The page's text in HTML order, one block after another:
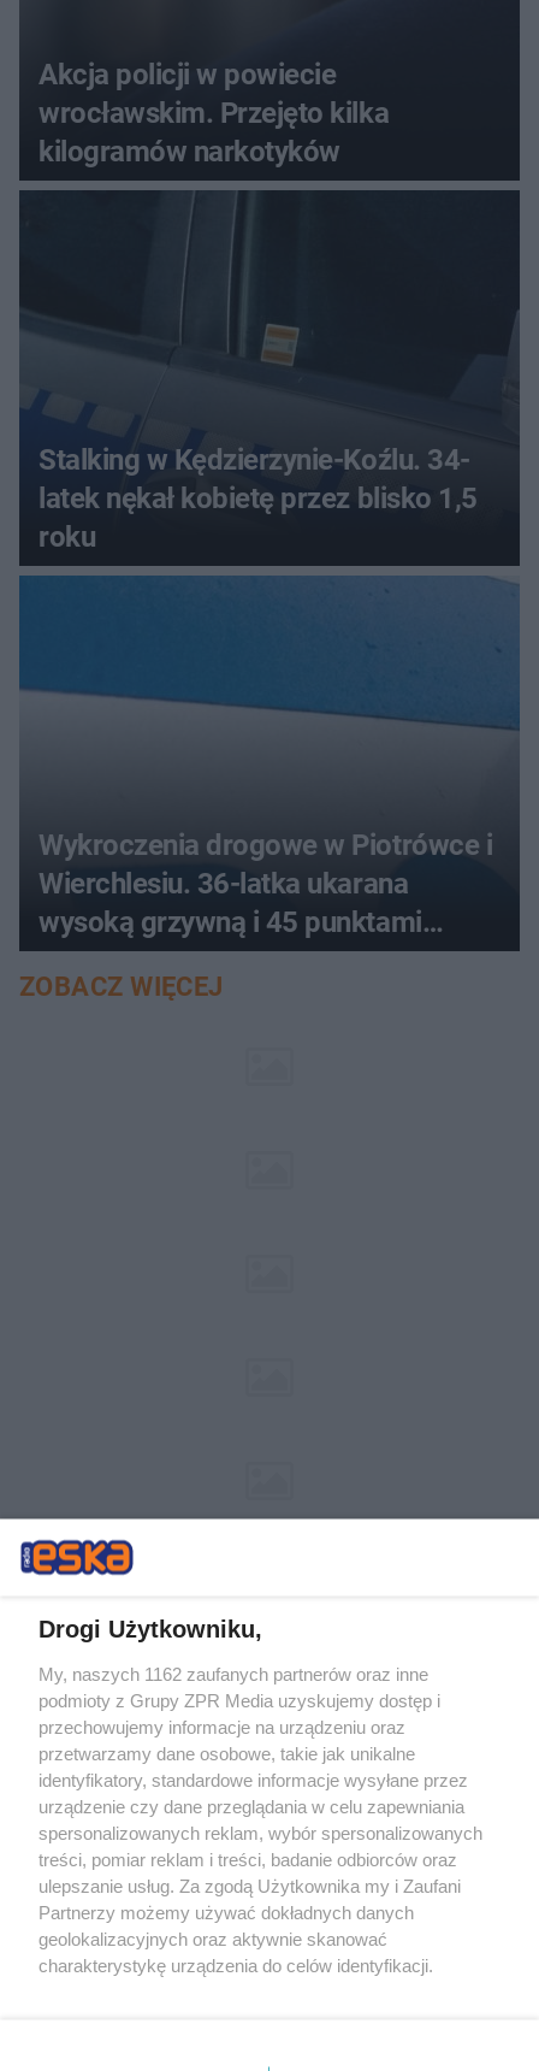
Akcja policji w powiecie
wrocławskim. Przejęto kilka
kilogramów narkotyków
Stalking w Kędzierzynie-Koźlu. 34-
latek nękał kobietę przez blisko 1,5
roku
Wykroczenia drogowe w Piotrówce i
Wierchlesiu. 36-latka ukarana
wysoką grzywną i 45 punktami
karnymi
ZOBACZ WIĘCEJ
Żaden utwór zamieszczony w serwisie nie może być powielany i
rozpowszechniany lub dalej rozpowszechniany w jakikolwiek sposób (w
tym także elektroniczny lub mechaniczny) na jakimkolwiek polu
eksploatacji w jakiejkolwiek formie, włącznie z umieszczaniem w
Internecie bez pisemnej zgody właściciela praw. Jakiekolwiek użycie lub
wykorzystanie utworów w całości lub w części z naruszeniem prawa,
tzn. bez właściwej zgody, jest zabronione pod groźbą kary i może być
ścigane prawnie.
Drogi Użytkowniku,
My, naszych 1162 zaufanych partnerów oraz inne
podmioty z Grupy ZPR Media uzyskujemy dostęp i
przechowujemy informacje na urządzeniu oraz
przetwarzamy dane osobowe, takie jak unikalne
identyfikatory, standardowe informacje wysyłane przez
urządzenie czy dane przeglądania w celu zapewniania
spersonalizowanych reklam, wybór spersonalizowanych
treści, pomiar reklam i treści, badanie odbiorców oraz
ulepszanie usług. Za zgodą Użytkownika my i Zaufani
Partnerzy możemy używać dokładnych danych
geolokalizacyjnych oraz aktywnie skanować
charakterystykę urządzenia do celów identyfikacji.